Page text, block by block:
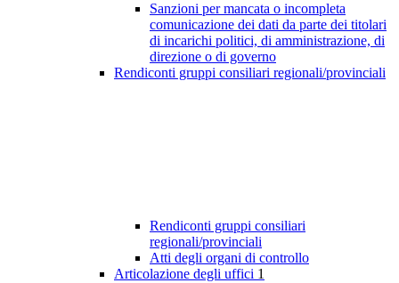
Sanzioni per mancata o incompleta
comunicazione dei dati da parte dei titolari
di incarichi politici, di amministrazione, di
direzione o di governo
Rendiconti gruppi consiliari regionali/provinciali
Rendiconti gruppi consiliari
regionali/provinciali
Atti degli organi di controllo
Articolazione degli uffici 1